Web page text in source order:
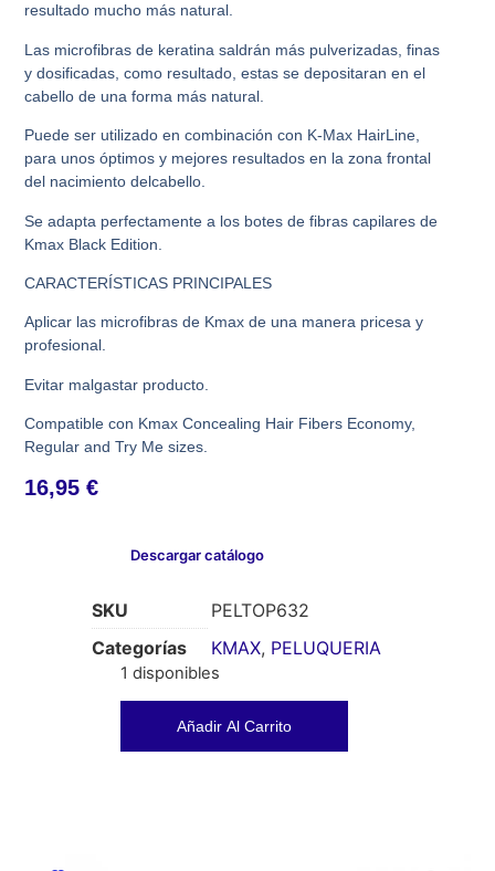
resultado mucho más natural.
Las microfibras de keratina saldrán más pulverizadas, finas
y dosificadas, como resultado, estas se depositaran en el
cabello de una forma más natural.
Puede ser utilizado en combinación con K-Max HairLine,
para unos óptimos y mejores resultados en la zona frontal
del nacimiento delcabello.
Se adapta perfectamente a los botes de fibras capilares de
Kmax Black Edition.
CARACTERÍSTICAS PRINCIPALES
Aplicar las microfibras de Kmax de una manera pricesa y
profesional.
Evitar malgastar producto.
Compatible con Kmax Concealing Hair Fibers Economy,
Regular and Try Me sizes.
16,95€
Descargar catálogo
SKU
PELTOP632
Categorías
KMAX, PELUQUERIA
1 disponibles
Añadir Al Carrito